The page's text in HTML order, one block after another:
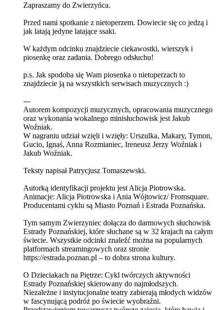
Zapraszamy do Zwierzyńca.
Przed nami spotkanie z nietoperzem. Dowiecie się co jedzą i
jak latają jedyne latające ssaki.
W każdym odcinku znajdziecie ciekawostki, wierszyk i
piosenkę oraz zadania. Dobrego odsłuchu!
p.s. Jak spodoba się Wam piosenka o nietoperzach to
znajdziecie ją na wszystkich serwisach muzycznych :)
---
Autorem kompozycji muzycznych, opracowania muzycznego
oraz wykonania wokalnego minisłuchowisk jest Jakub
Woźniak.
W nagraniu udział wzięli i wzięły: Urszulka, Makary, Tymon,
Gucio, Ignaś, Anna Rozmianiec, Ireneusz Jerzy Woźniak i
Jakub Woźniak.
Teksty napisał Patrycjusz Tomaszewski.
Autorką identyfikacji projektu jest Alicja Piotrowska.
Animacje: Alicja Piotrowska i Ania Wójtowicz/ Fromsquare.
Producentami cyklu są Miasto Poznań i Estrada Poznańska.
Tym samym Zwierzyniec dołącza do darmowych słuchowisk
Estrady Poznańskiej, które słuchane są w 32 krajach na całym
świecie. Wszystkie odcinki znaleźć można na popularnych
platformach streamingowych oraz stronie
https://estrada.poznan.pl – to dobra strona kultury.
O Dzieciakach na Piętrze: Cykl twórczych aktywności
Estrady Poznańskiej skierowany do najmłodszych.
Niezależne i instytucjonalne teatry zabierają młodych widzów
w fascynującą podróż po świecie wyobraźni.